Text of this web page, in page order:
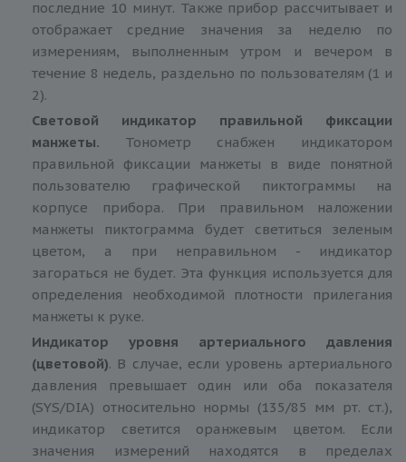
последние 10 минут. Также прибор рассчитывает и
отображает средние значения за неделю по
измерениям, выполненным утром и вечером в
течение 8 недель, раздельно по пользователям (1 и
2).
Световой индикатор правильной фиксации
манжеты. Тонометр снабжен индикатором
правильной фиксации манжеты в виде понятной
пользователю графической пиктограммы на
корпусе прибора. При правильном наложении
манжеты пиктограмма будет светиться зеленым
цветом, а при неправильном - индикатор
загораться не будет. Эта функция используется для
определения необходимой плотности прилегания
манжеты к руке.
Индикатор уровня артериального давления
(цветовой). В случае, если уровень артериального
давления превышает один или оба показателя
(SYS/DIA) относительно нормы (135/85 мм рт. ст.),
индикатор светится оранжевым цветом. Если
значения измерений находятся в пределах